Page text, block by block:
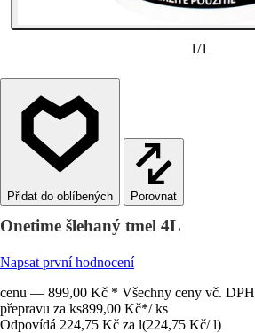
1/1
Porovnat
Onetime šlehaný tmel 4L
Napsat první hodnocení
cenu — 899,00 Kč * Všechny ceny vč. DPH
přepravu za ks899,00 Kč*/ ks
Odpovídá 224,75 Kč za l(224,75 Kč/ l)